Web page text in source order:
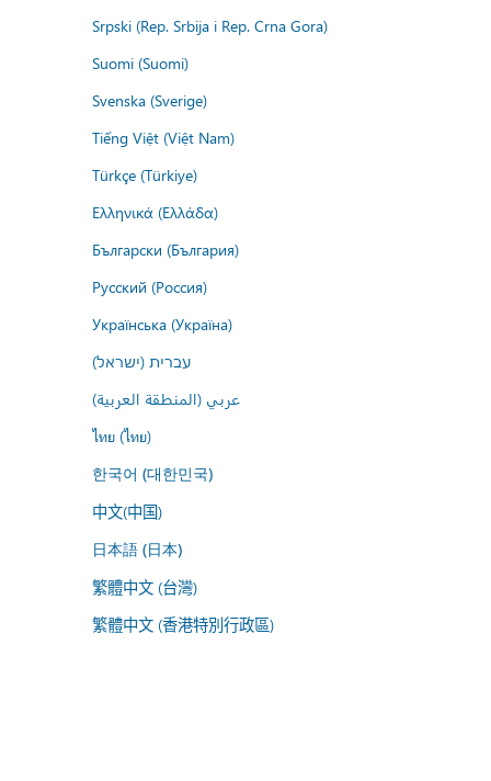
Srpski (Rep. Srbija i Rep. Crna Gora)
Suomi (Suomi)
Svenska (Sverige)
Tiếng Việt (Việt Nam)
Türkçe (Türkiye)
Ελληνικά (Ελλάδα)
Български (България)
Русский (Россия)
Українська (Україна)
עברית (ישראל)
عربي (المنطقة العربية)
ไทย (ไทย)
한국어 (대한민국)
中文(中国)
日本語 (日本)
繁體中文 (台灣)
繁體中文 (香港特別行政區)